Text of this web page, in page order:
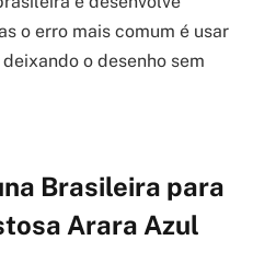
o erro mais comum é usar
o desenho sem
Brasileira para
Arara Azul